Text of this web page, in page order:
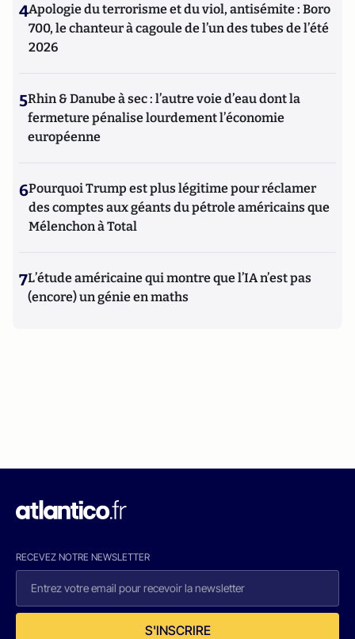
4Apologie du terrorisme et du viol, antisémite : Boro
700, le chanteur à cagoule de l’un des tubes de l’été
2026
5Rhin & Danube à sec : l’autre voie d’eau dont la
fermeture pénalise lourdement l’économie
européenne
6Pourquoi Trump est plus légitime pour réclamer
des comptes aux géants du pétrole américains que
Mélenchon à Total
7L’étude américaine qui montre que l’IA n’est pas
(encore) un génie en maths
RECEVEZ NOTRE NEWSLETTER
S'INSCRIRE